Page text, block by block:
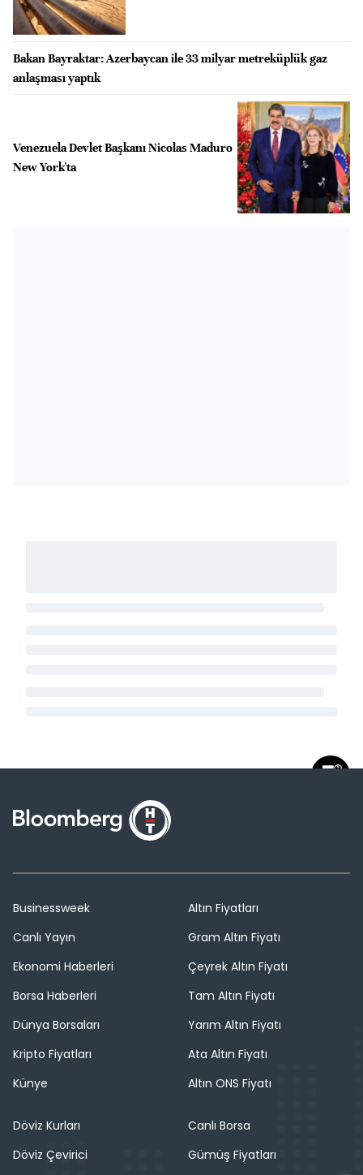
Bakan Bayraktar: Azerbaycan ile 33 milyar metreküplük gaz
anlaşması yaptık
Venezuela Devlet Başkanı Nicolas Maduro
New York'ta
Businessweek
Canlı Yayın
Ekonomi Haberleri
Borsa Haberleri
Dünya Borsaları
Kripto Fiyatları
Künye
Altın Fiyatları
Gram Altın Fiyatı
Çeyrek Altın Fiyatı
Tam Altın Fiyatı
Yarım Altın Fiyatı
Ata Altın Fiyatı
Altın ONS Fiyatı
Döviz Kurları
Döviz Çevirici
Canlı Borsa
Gümüş Fiyatları